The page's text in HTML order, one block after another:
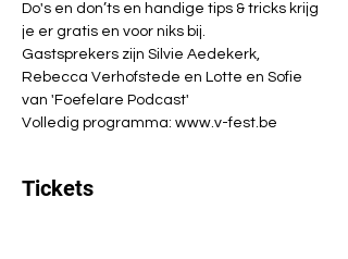
Do's en don’ts en handige tips & tricks krijg
je er gratis en voor niks bij.
Gastsprekers zijn Silvie Aedekerk,
Rebecca Verhofstede en Lotte en Sofie
van 'Foefelare Podcast'
Volledig programma: www.v-fest.be
Tickets